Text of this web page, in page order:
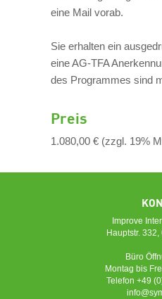
eine Mail vorab.
Sie erhalten ein
eine AG-TFA
des Programmes sind
Preis
1.080,00 € (zzgl. 19%
Improve
Hauptstr.
Büro
Montag bis
Telefon +49